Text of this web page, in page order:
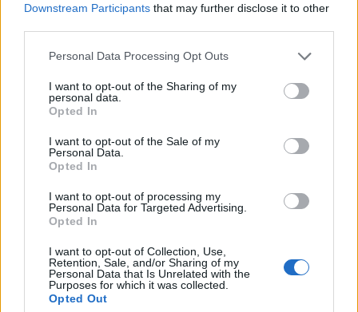
Downstream Participants that may further disclose it to other
Personal Data Processing Opt Outs
I want to opt-out of the Sharing of my
personal data.
Opted In
I want to opt-out of the Sale of my
Personal Data.
Opted In
I want to opt-out of processing my
Personal Data for Targeted Advertising.
Opted In
I want to opt-out of Collection, Use,
Retention, Sale, and/or Sharing of my
Personal Data that Is Unrelated with the
Purposes for which it was collected.
Opted Out
1988